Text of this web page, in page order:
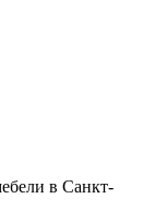
в Санкт-